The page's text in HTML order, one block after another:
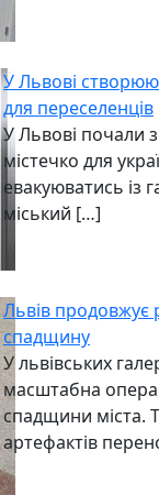
У Львові
для переселенців
У Львові почали
містечко для
евакуюватись із
міський […]
Львів продовжує
спадщину
У львівських
масштабна
спадщини міста.
артефактів